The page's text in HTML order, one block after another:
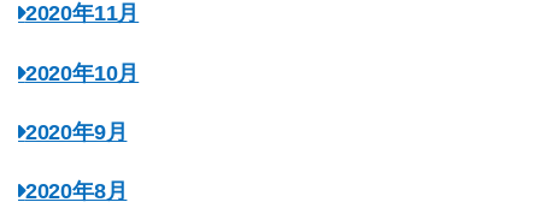
2020年11月
2020年10月
2020年9月
2020年8月